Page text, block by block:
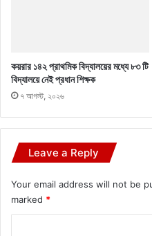
কয়রার ১৪২ প্রাথমিক বিদ্যালয়ের মধ্যে ৮৩ টি
বিদ্যালয়ে নেই প্রধান শিক্ষক
৭ আগস্ট, ২০২৬
Leave a Reply
Your email address will not be
marked *